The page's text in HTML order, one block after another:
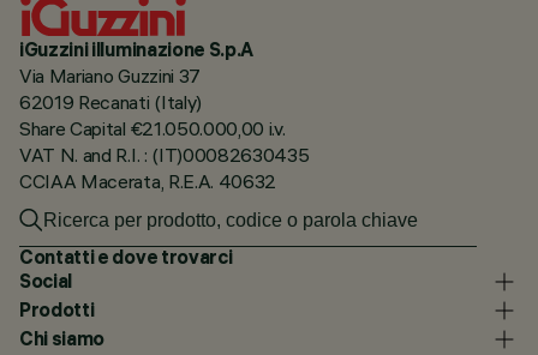
iGuzzini illuminazione S.p.A
Via Mariano Guzzini 37
62019 Recanati (Italy)
Share Capital €21.050.000,00 i.v.
VAT N. and R.I. : (IT)00082630435
CCIAA Macerata, R.E.A. 40632
Contatti e dove trovarci
Social
Prodotti
Chi siamo